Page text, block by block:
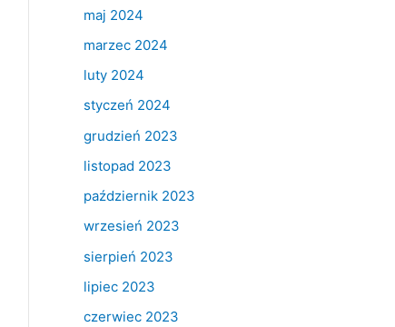
maj 2024
marzec 2024
luty 2024
styczeń 2024
grudzień 2023
listopad 2023
październik 2023
wrzesień 2023
sierpień 2023
lipiec 2023
czerwiec 2023